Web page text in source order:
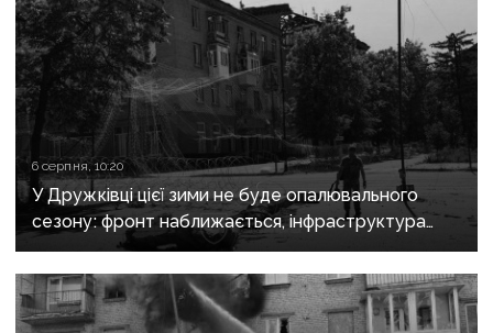
6 серпня, 10:20
У Дружківці цієї зими не буде опалювального
сезону: фронт наближається, інфраструктура
критично зруйнована